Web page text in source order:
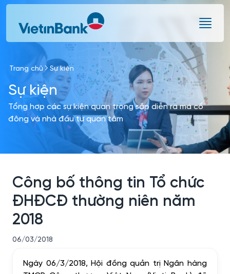
Skip to Main Content
Trang chủ Sự kiện
Sự kiện
Tổng hợp các sự kiện quan trọng sắp diễn ra mà cổ
đông và nhà đầu tư quan tâm
Công bố thông tin Tổ chức
ĐHĐCĐ thường niên năm
2018
06/03/2018
Ngày 06/3/2018, Hội đồng quản trị Ngân hàng